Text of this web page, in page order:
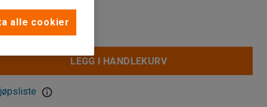
LEGG I HANDLEKURV
alle cookier